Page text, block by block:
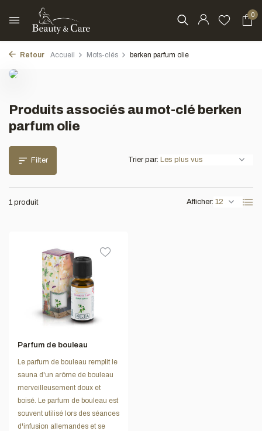
0
Retour Accueil Mots-clés berken parfum olie
Produits associés au mot-clé berken
parfum olie
Filter
1 produit Afficher:
Trier par:
Parfum de bouleau
Le parfum de bouleau remplit le
sauna d'un arôme de bouleau
merveilleusement doux et
boisé. Le parfum de bouleau est
souvent utilisé lors des séances
d'infusion allemandes et se